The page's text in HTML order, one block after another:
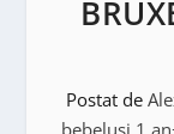
Postat de
bebelusi 1